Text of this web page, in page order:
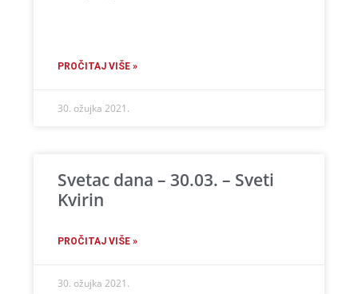
PROČITAJ VIŠE »
30. ožujka 2021.
Svetac dana – 30.03. – Sveti
Kvirin
PROČITAJ VIŠE »
30. ožujka 2021.